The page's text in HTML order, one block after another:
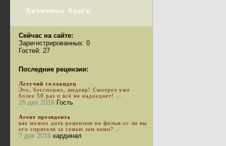
Активные блоги
Сейчас на сайте:
Зарегистрированных: 0
Гостей: 27
Последние рецензии:
Летучий голландец
Это, бесспорно, шедевр! Смотрел уже
более 50 раз и всё не надоедает! ...
26 дек 2016 Гость
Агент президента
как можно дать рецензию на фильм.ес ли вы
его спрятали за семью зам ками? ...
7 дек 2016 кардинал